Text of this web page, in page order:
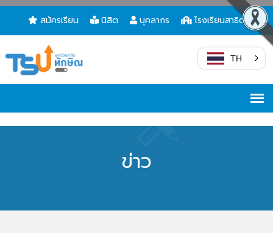
สมัครเรียน นิสิต บุคลากร โรงเรียนสาธิต
TH
ข่าว